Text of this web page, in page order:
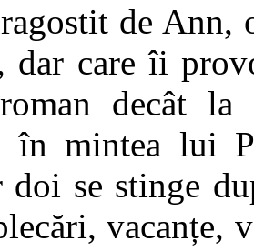
de Ann,
dar care îi
decât
în mintea lui
se stinge
vacanțe,